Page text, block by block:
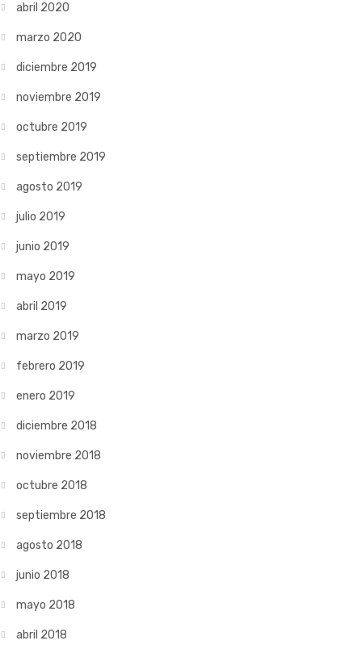
abril 2020
marzo 2020
diciembre 2019
noviembre 2019
octubre 2019
septiembre 2019
agosto 2019
julio 2019
junio 2019
mayo 2019
abril 2019
marzo 2019
febrero 2019
enero 2019
diciembre 2018
noviembre 2018
octubre 2018
septiembre 2018
agosto 2018
junio 2018
mayo 2018
abril 2018